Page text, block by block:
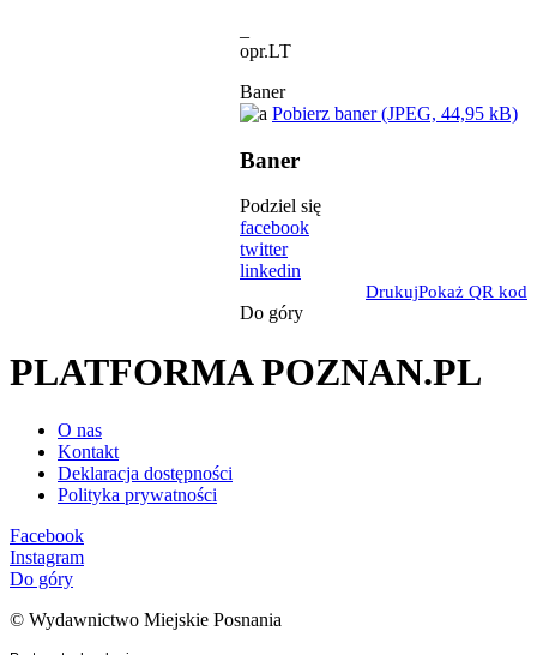
opr.LT
Baner
Pobierz baner (JPEG, 44,95 kB)
Baner
Podziel się
facebook
twitter
linkedin
DrukujPokaż QR kod
Do góry
PLATFORMA POZNAN.PL
O nas
Kontakt
Deklaracja dostępności
Polityka prywatności
Facebook
Instagram
Do góry
© Wydawnictwo Miejskie Posnania